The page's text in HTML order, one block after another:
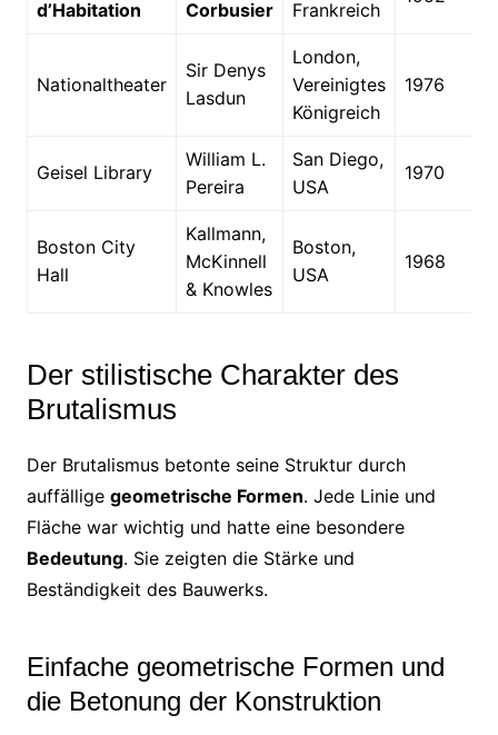
d’Habitation Corbusier Frankreich
Nationaltheater
Sir Denys
Lasdun
London,
Vereinigtes
Königreich
1976
Geisel Library
William L.
Pereira
San Diego,
USA
1970
Boston City
Hall
Kallmann,
McKinnell
& Knowles
Boston,
USA
1968
Der stilistische Charakter des
Brutalismus
Der Brutalismus betonte seine Struktur durch
auffällige geometrische Formen. Jede Linie und
Fläche war wichtig und hatte eine besondere
Bedeutung. Sie zeigten die Stärke und
Beständigkeit des Bauwerks.
Einfache geometrische Formen und
die Betonung der Konstruktion